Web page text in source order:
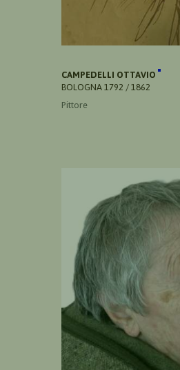
CAMPEDELLI OTTAVIO
BOLOGNA 1792 / 1862
Pittore